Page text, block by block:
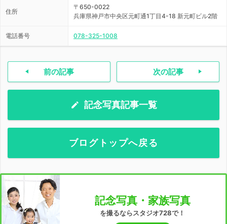
住所
〒650-0022
兵庫県神戸市中央区元町通1丁目4-18 新元町ビル2階
電話番号 078-325-1008
前の記事 次の記事
記念写真記事一覧
ブログトップへ戻る
記念写真・家族写真
を撮るならスタジオ728で！